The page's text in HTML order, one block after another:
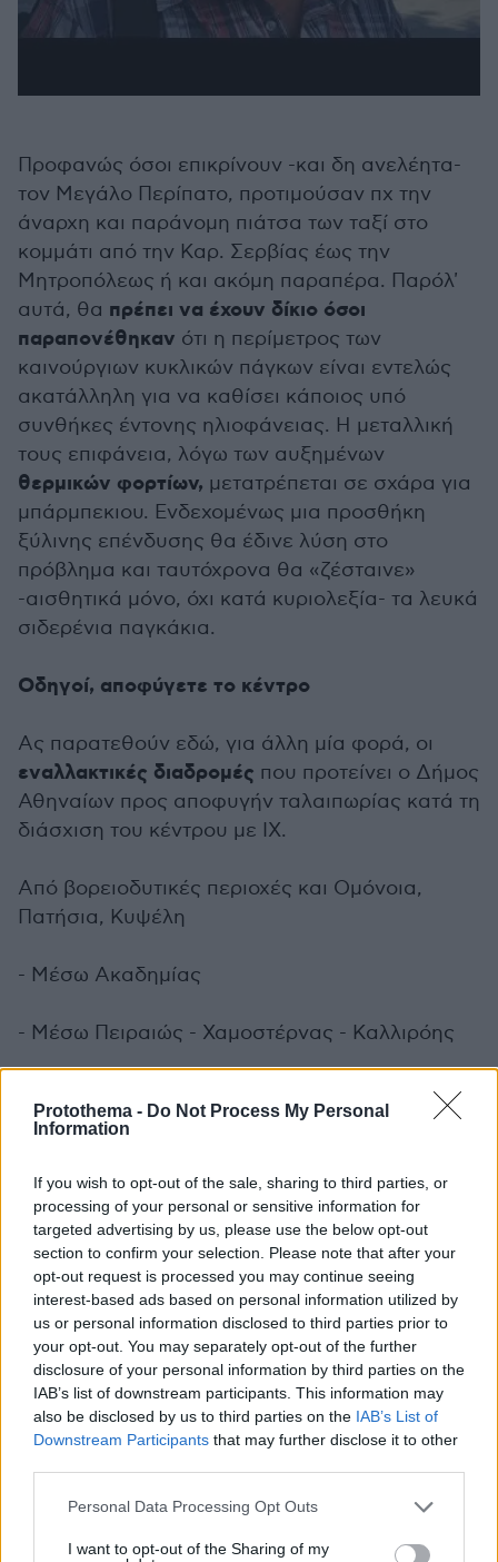
Protothema - Do Not Process My Personal
Information
If you wish to opt-out of the sale, sharing to third parties, or
processing of your personal or sensitive information for
targeted advertising by us, please use the below opt-out
section to confirm your selection. Please note that after your
opt-out request is processed you may continue seeing
interest-based ads based on personal information utilized by
us or personal information disclosed to third parties prior to
your opt-out. You may separately opt-out of the further
disclosure of your personal information by third parties on the
IAB’s list of downstream participants. This information may
also be disclosed by us to third parties on the IAB’s List of
Downstream Participants that may further disclose it to other
Please note that this website/app uses one or more Google
not limited to your visit or usage behaviour. You may click to
Personal Data Processing Opt Outs
I want to opt-out of the Sharing of my
Προφανώς όσοι επικρίνουν -και δη ανελέητα-
τον Μεγάλο Περίπατο, προτιμούσαν πχ την
άναρχη και παράνομη πιάτσα των ταξί στο
κομμάτι από την Καρ. Σερβίας έως την
Μητροπόλεως ή και ακόμη παραπέρα. Παρόλ'
αυτά, θα πρέπει να έχουν δίκιο όσοι
παραπονέθηκαν ότι η περίμετρος των
καινούργιων κυκλικών πάγκων είναι εντελώς
ακατάλληλη για να καθίσει κάποιος υπό
συνθήκες έντονης ηλιοφάνειας. Η μεταλλική
τους επιφάνεια, λόγω των αυξημένων
θερμικών φορτίων, μετατρέπεται σε σχάρα για
μπάρμπεκιου. Ενδεχομένως μια προσθήκη
ξύλινης επένδυσης θα έδινε λύση στο
πρόβλημα και ταυτόχρονα θα «ζέσταινε»
-αισθητικά μόνο, όχι κατά κυριολεξία- τα λευκά
σιδερένια παγκάκια.
Οδηγοί, αποφύγετε το κέντρο
Ας παρατεθούν εδώ, για άλλη μία φορά, οι
εναλλακτικές διαδρομές που προτείνει ο Δήμος
Αθηναίων προς αποφυγήν ταλαιπωρίας κατά τη
διάσχιση του κέντρου με ΙΧ.
Από βορειοδυτικές περιοχές και Ομόνοια,
Πατήσια, Κυψέλη
- Μέσω Ακαδημίας
- Μέσω Πειραιώς - Χαμοστέρνας - Καλλιρόης